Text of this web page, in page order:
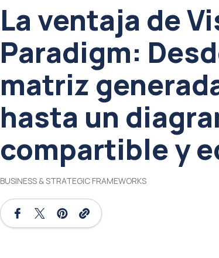
La ventaja de
Paradigm:
matriz
hasta un
compartible y
BUSINESS & STRATEGIC FRAMEWORKS